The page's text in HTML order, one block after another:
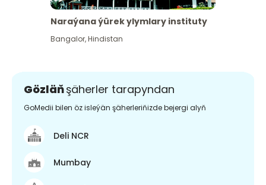
Naraýana ýürek ylymlary instituty
Bangalor,Hindistan
Gözläňşäherler tarapyndan
GoMedii bilen öz isleýän şäherleriňizde bejergi alyň
Deli NCR
Mumbay